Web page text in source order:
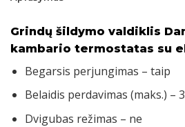
Grindų šildymo valdiklis
kambario termostatas su
Begarsis perjungimas – taip
Belaidis perdavimas (maks.) –
Dvigubas režimas – ne